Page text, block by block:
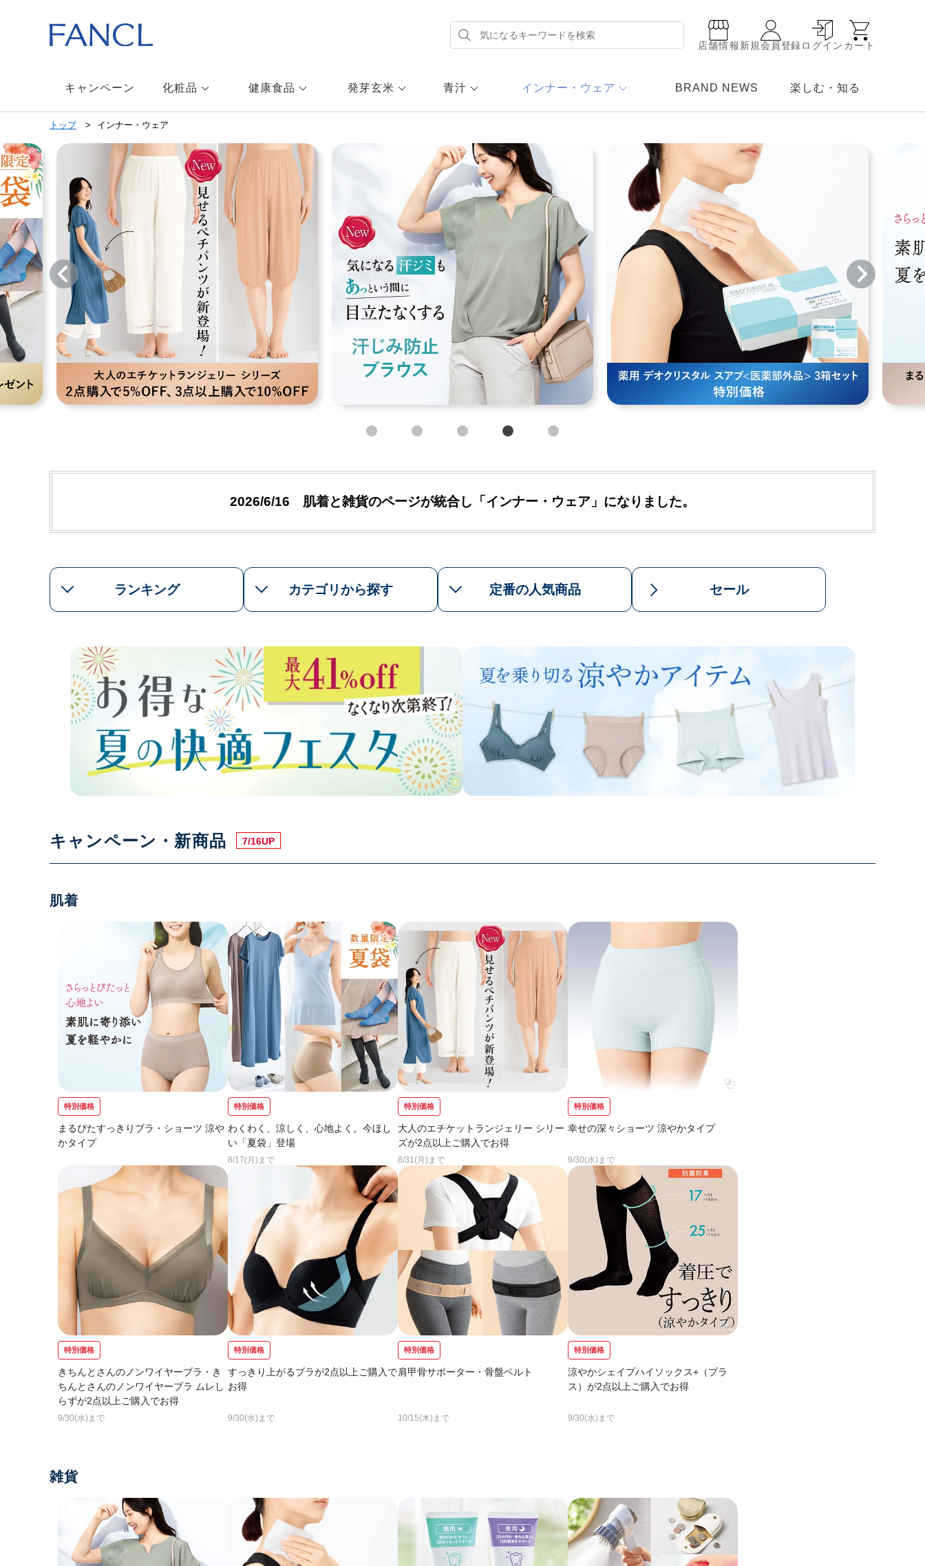
店舗情報新規会員登録ログイン カート
キャンペーン 化粧品 健康食品 発芽玄米 青汁 インナー・ウェア BRAND NEWS 楽しむ・知る
トップ インナー・ウェア
2026/6/16 肌着と雑貨のページが統合し「インナー・ウェア」になりました。
ランキング カテゴリから探す 定番の人気商品 セール
キャンペーン・新商品 7/16UP
肌着
特別価格
まるぴたすっきりブラ・ショーツ 涼や
かタイプ
特別価格
わくわく、涼しく、心地よく。今ほし
い「夏袋」登場
8/17(月)まで
特別価格
大人のエチケットランジェリー シリー
ズが2点以上ご購入でお得
8/31(月)まで
特別価格
幸せの深々ショーツ 涼やかタイプ
9/30(水)まで
特別価格
きちんとさんのノンワイヤーブラ・き
ちんとさんのノンワイヤーブラ ムレし
らずが2点以上ご購入でお得
9/30(水)まで
特別価格
すっきり上がるブラが2点以上ご購入で
お得
9/30(水)まで
特別価格
肩甲骨サポーター・骨盤ベルト
10/15(木)まで
特別価格
涼やかシェイプハイソックス+（プラ
ス）が2点以上ご購入でお得
9/30(水)まで
雑貨